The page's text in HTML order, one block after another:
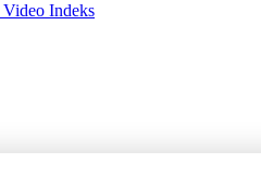
Video Indeks